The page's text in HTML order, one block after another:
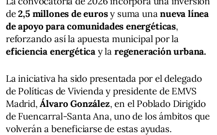
de2,5 millones de eurosy suma unanueva línea
de apoyo para comunidades energéticas,
reforzando así la apuesta municipal por la
eficiencia energética y la regeneración urbana.
La iniciativa ha sido presentada por el delegado
de Políticas de Vivienda y presidente de EMVS
Madrid,Álvaro González, en el Poblado Dirigido
de Fuencarral-Santa Ana, uno de los ámbitos que
volverán a beneficiarse de estas ayudas.